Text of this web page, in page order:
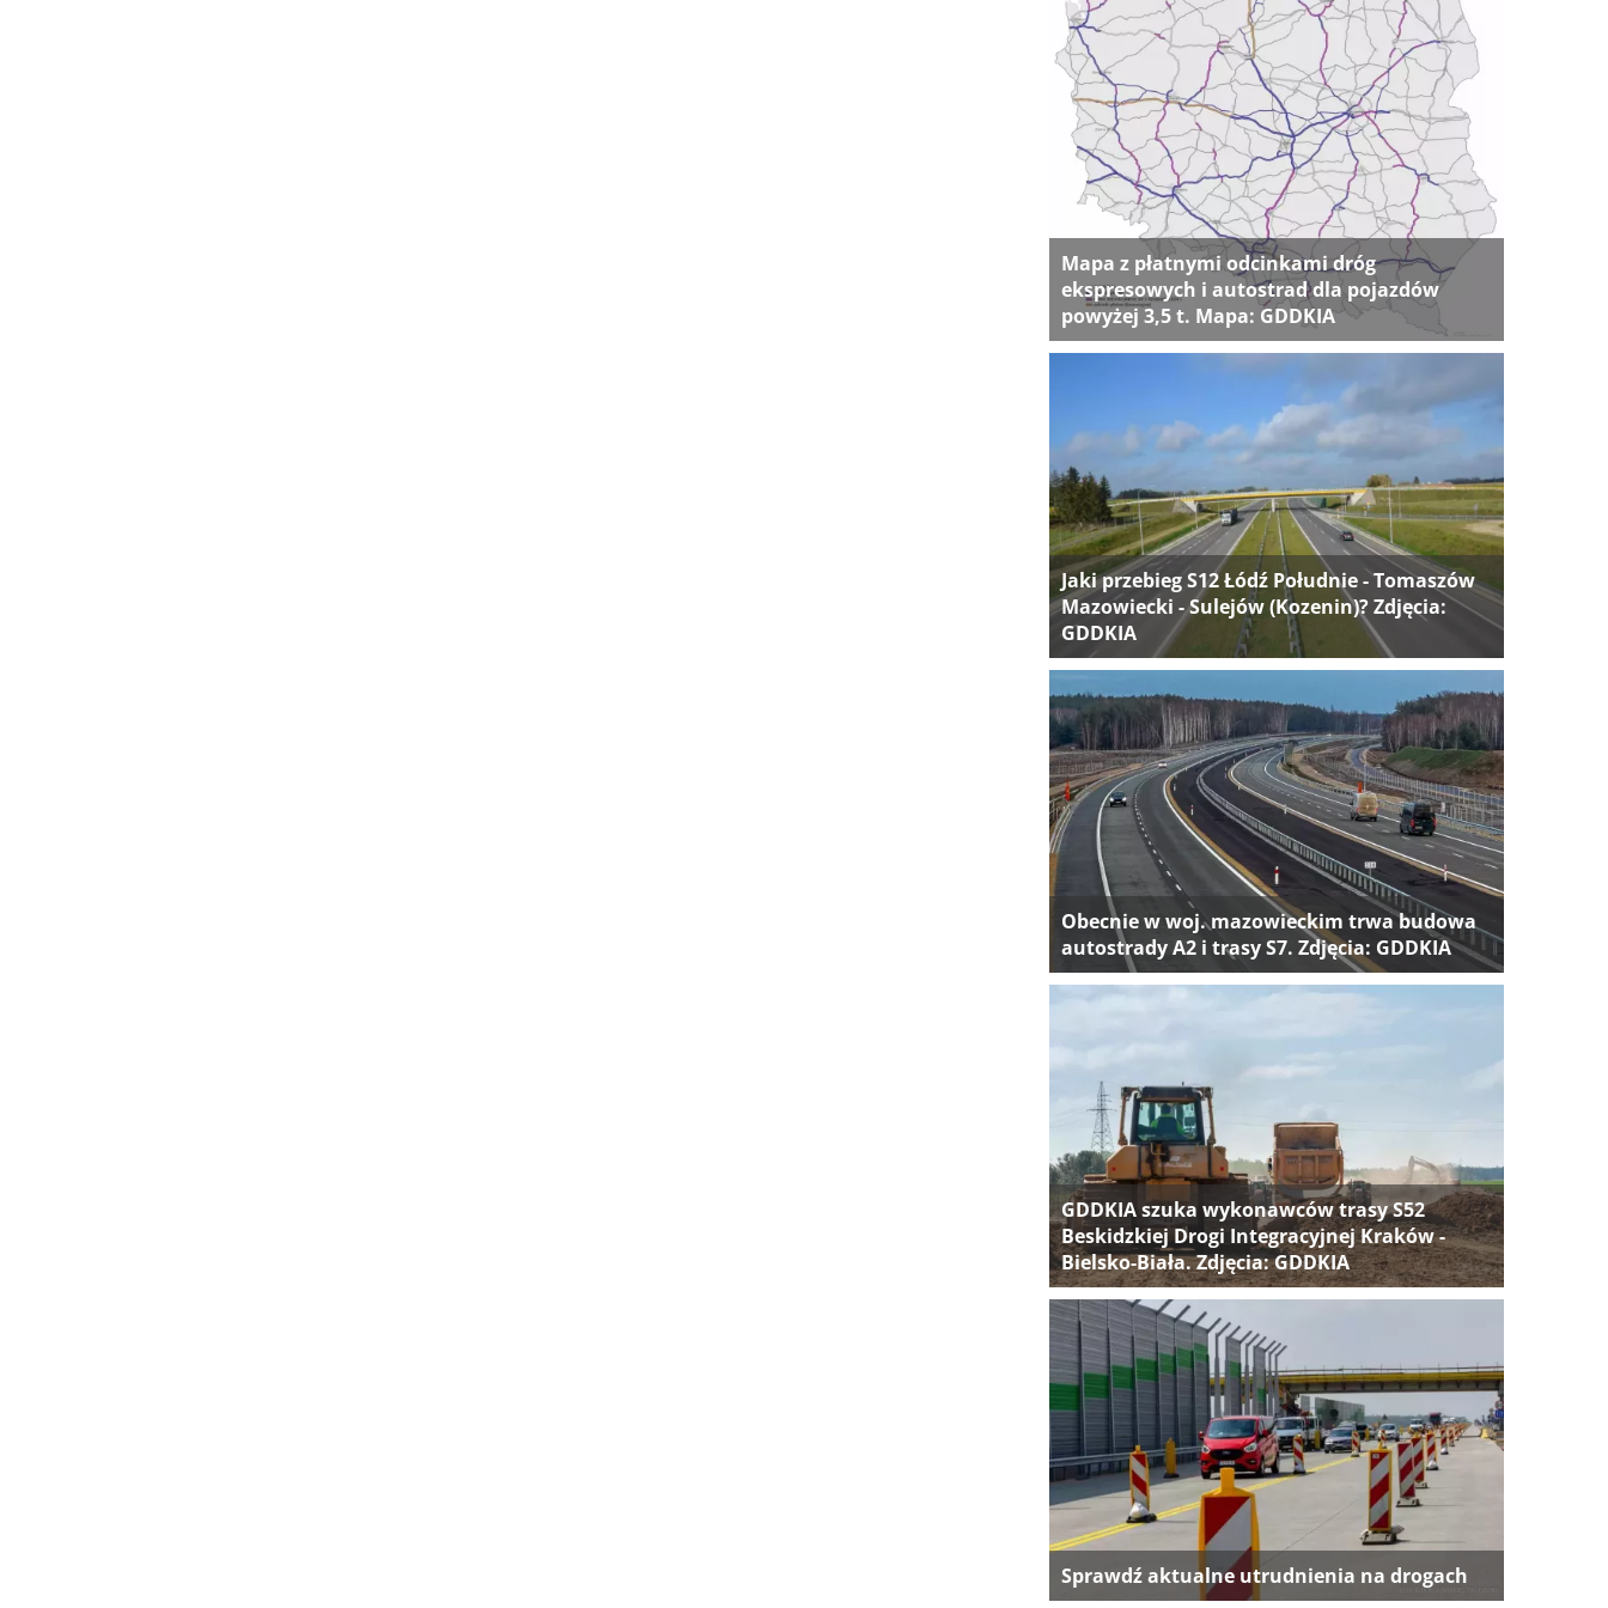
Mapa z płatnymi odcinkami dróg
ekspresowych i autostrad dla pojazdów
powyżej 3,5 t. Mapa: GDDKIA
Jaki przebieg S12 Łódź Południe - Tomaszów
Mazowiecki - Sulejów (Kozenin)? Zdjęcia:
GDDKIA
Obecnie w woj. mazowieckim trwa budowa
autostrady A2 i trasy S7. Zdjęcia: GDDKIA
GDDKIA szuka wykonawców trasy S52
Beskidzkiej Drogi Integracyjnej Kraków -
Bielsko-Biała. Zdjęcia: GDDKIA
Sprawdź aktualne utrudnienia na drogach